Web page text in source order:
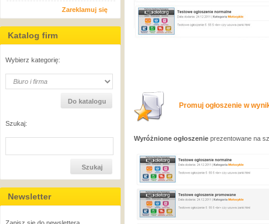
Zareklamuj się
Katalog firm
Wybierz kategorię:
Szukaj:
Newsletter
Promuj ogłoszenie w
Wyróżnione ogłoszenie prezentowane na